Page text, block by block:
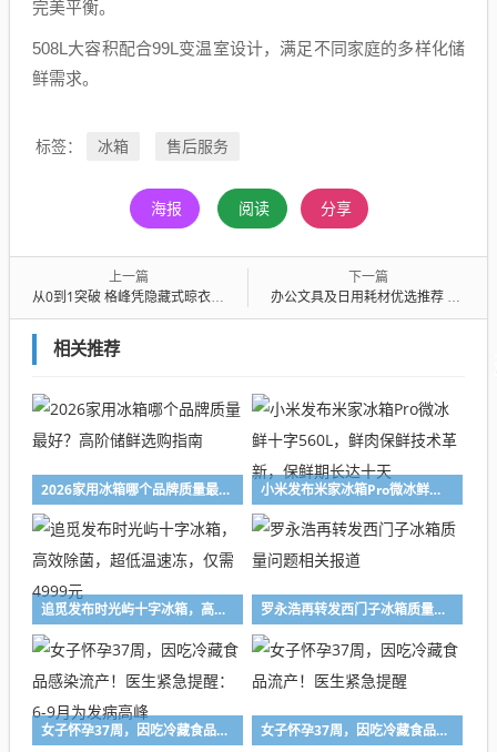
完美平衡。
508L大容积配合99L变温室设计，满足不同家庭的多样化储
鲜需求。
标签： 冰箱 售后服务
海报 阅读 分享
上一篇
从0到1突破 格峰凭隐藏式晾衣机斩获2026顶天艺术奖
下一篇
办公文具及日用耗材优选推荐 兼顾实用与可持续发展
相关推荐
2026家用冰箱哪个品牌质量最好？高阶储鲜选购指南 小米发布米家冰箱Pro微冰鲜十字560L，鲜肉保鲜技术革新，保鲜期长达十天
追觅发布时光屿十字冰箱，高效除菌，超低温速冻，仅需4999元 罗永浩再转发西门子冰箱质量问题相关报道
女子怀孕37周，因吃冷藏食品感染流产！医生紧急提醒：6-9月为发病高峰 女子怀孕37周，因吃冷藏食品流产！医生紧急提醒